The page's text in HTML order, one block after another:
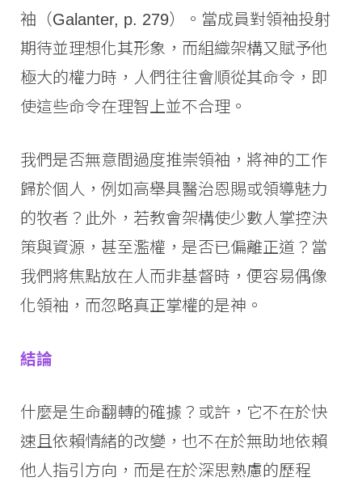
袖（Galanter, p. 279）。當成員對領袖投射
期待並理想化其形象，而組織架構又賦予他
極大的權力時，人們往往會順從其命令，即
使這些命令在理智上並不合理。
我們是否無意間過度推崇領袖，將神的工作
歸於個人，例如高舉具醫治恩賜或領導魅力
的牧者？此外，若教會架構使少數人掌控決
策與資源，甚至濫權，是否已偏離正道？當
我們將焦點放在人而非基督時，便容易偶像
化領袖，而忽略真正掌權的是神。
結論
什麼是生命翻轉的確據？或許，它不在於快
速且依賴情緒的改變，也不在於無助地依賴
他人指引方向，而是在於深思熟慮的歷程